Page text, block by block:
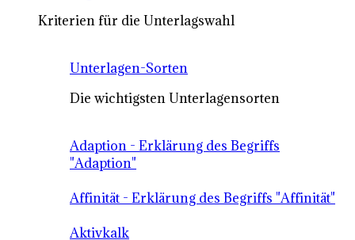
Kriterien für die Unterlagswahl
Unterlagen-Sorten
Die wichtigsten Unterlagensorten
Adaption - Erklärung des Begriffs
"Adaption"
Affinität - Erklärung des Begriffs "Affinität"
Aktivkalk